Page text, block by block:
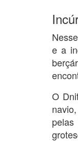
e a
O